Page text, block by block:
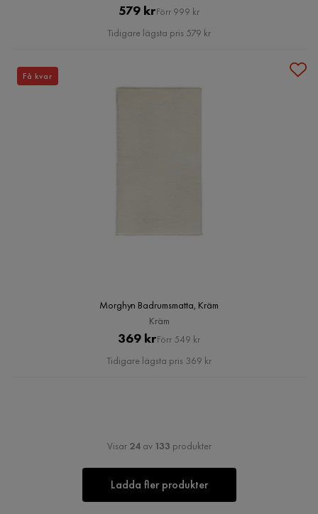
Pris
579 krOriginal
Pris
Förr 999 kr
Tidigare lägsta pris 579 kr
Morghyn Badrumsmatta, Kräm
Kräm
Pris
369 krOriginal
Pris
Förr 549 kr
Tidigare lägsta pris 369 kr
Få kvar
Visar 24av 133 produkter
Ladda fler produkter